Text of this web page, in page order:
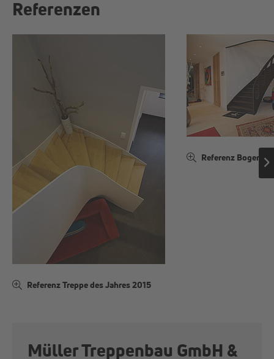
Referenzen
Referenz Treppe des Jahres 2015
Referenz
Mül­ler Trep­pen­bau GmbH &